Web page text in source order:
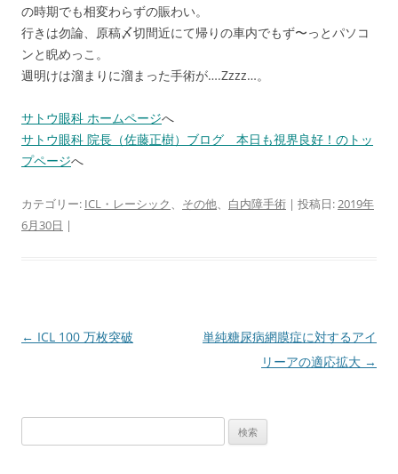
の時期でも相変わらずの賑わい。
行きは勿論、原稿〆切間近にて帰りの車内でもず〜っとパソコ
ンと睨めっこ。
週明けは溜まりに溜まった手術が….Zzzz…。
サトウ眼科 ホームページへ
サトウ眼科 院長（佐藤正樹）ブログ 本日も視界良好！のトッ
プページへ
カテゴリー: ICL・レーシック、 その他、 白内障手術 | 投稿日:2019年
6月30日 |
投
← ICL 100 万枚突破
単純糖尿病網膜症に対するアイ
リーアの適応拡大 →
索: